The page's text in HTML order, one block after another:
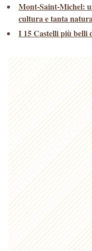
Mont-Saint-Michel:
cultura e tanta
I 15 Castelli più belli